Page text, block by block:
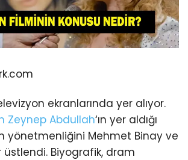
ekranlarında yer alıyor.
Zeynep Abdullah‘ın yer aldığı
yönetmenliğini Mehmet Binay ve
üstlendi. Biyografik, dram